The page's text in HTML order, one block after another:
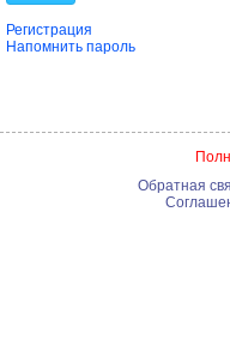
Регистрация
Напомнить пароль
Обратная